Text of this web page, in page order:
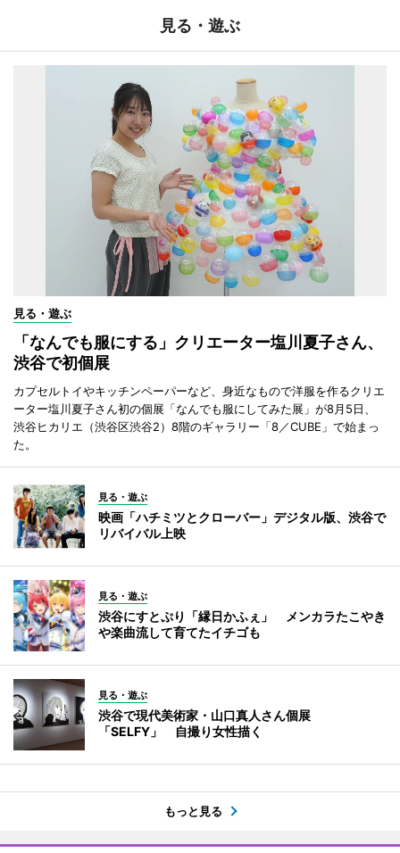
見る・遊ぶ
見る・遊ぶ
「なんでも服にする」クリエーター塩川夏子さん、
渋谷で初個展
カプセルトイやキッチンペーパーなど、身近なもので洋服を作るクリエ
ーター塩川夏子さん初の個展「なんでも服にしてみた展」が8月5日、
渋谷ヒカリエ（渋谷区渋谷2）8階のギャラリー「8／CUBE」で始まっ
た。
見る・遊ぶ
映画「ハチミツとクローバー」デジタル版、渋谷で
リバイバル上映
見る・遊ぶ
渋谷にすとぷり「縁日かふぇ」 メンカラたこやき
や楽曲流して育てたイチゴも
見る・遊ぶ
渋谷で現代美術家・山口真人さん個展
「SELFY」 自撮り女性描く
もっと見る